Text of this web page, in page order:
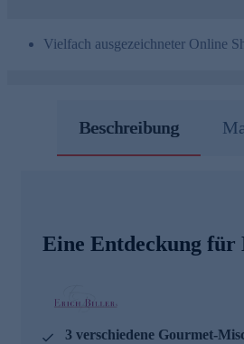
Vielfach ausgezeichneter Online
Beschreibung
Eine Entdeckung für
3 verschiedene Gourmet-